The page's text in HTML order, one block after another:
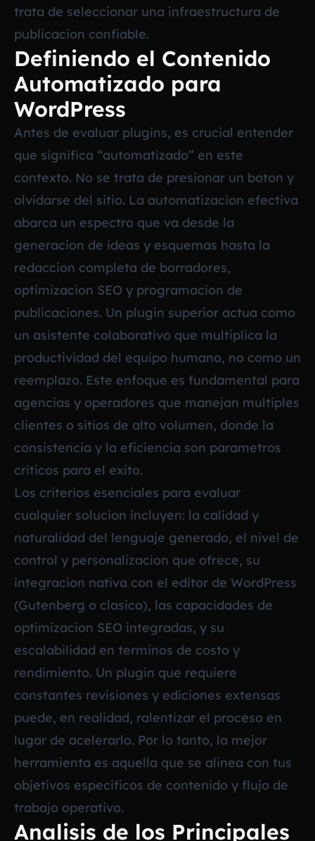
trata de seleccionar una infraestructura de
publicacion confiable.
Definiendo el Contenido
Automatizado para
WordPress
Antes de evaluar plugins, es crucial entender
que significa “automatizado” en este
contexto. No se trata de presionar un boton y
olvidarse del sitio. La automatizacion efectiva
abarca un espectro que va desde la
generacion de ideas y esquemas hasta la
redaccion completa de borradores,
optimizacion SEO y programacion de
publicaciones. Un plugin superior actua como
un asistente colaborativo que multiplica la
productividad del equipo humano, no como un
reemplazo. Este enfoque es fundamental para
agencias y operadores que manejan multiples
clientes o sitios de alto volumen, donde la
consistencia y la eficiencia son parametros
criticos para el exito.
Los criterios esenciales para evaluar
cualquier solucion incluyen: la calidad y
naturalidad del lenguaje generado, el nivel de
control y personalizacion que ofrece, su
integracion nativa con el editor de WordPress
(Gutenberg o clasico), las capacidades de
optimizacion SEO integradas, y su
escalabilidad en terminos de costo y
rendimiento. Un plugin que requiere
constantes revisiones y ediciones extensas
puede, en realidad, ralentizar el proceso en
lugar de acelerarlo. Por lo tanto, la mejor
herramienta es aquella que se alinea con tus
objetivos especificos de contenido y flujo de
trabajo operativo.
Analisis de los Principales